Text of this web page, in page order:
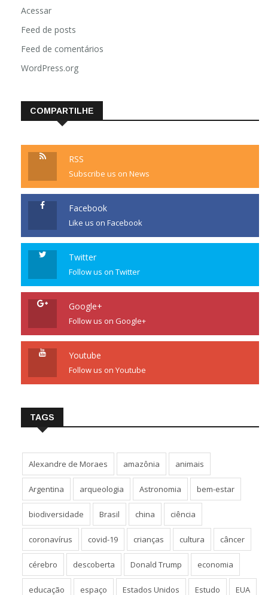
Acessar
Feed de posts
Feed de comentários
WordPress.org
COMPARTILHE
RSS
Subscribe us on News
Facebook
Like us on Facebook
Twitter
Follow us on Twitter
Google+
Follow us on Google+
Youtube
Follow us on Youtube
TAGS
Alexandre de Moraes amazônia animais
Argentina arqueologia Astronomia bem-estar
biodiversidade Brasil china ciência
coronavírus covid-19 crianças cultura câncer
cérebro descoberta Donald Trump economia
educação espaço Estados Unidos Estudo EUA